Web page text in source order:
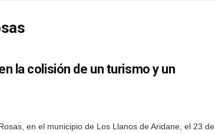
la colisión de un turismo y un
en el municipio de Los Llanos de Aridane, el 23 de